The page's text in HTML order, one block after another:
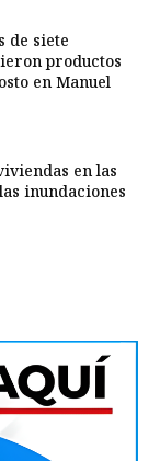
de siete
productos
en Manuel
en las
inundaciones